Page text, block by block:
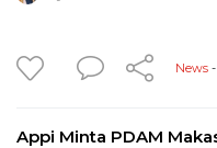
News
Appi Minta PDAM